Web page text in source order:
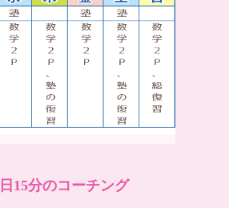
15分のコーチング